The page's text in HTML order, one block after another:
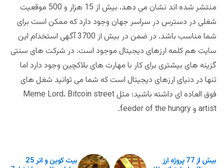
منتشر شده اند نشان می دهد،‌ بیش از 15 هزار و 500 موقعیت
شغلی در دسترس در سراسر جهان وجود دارد که ممکن است برای
شما مناسب باشد. در ضمن در بیش از 3700 آگهی استخدام این
سایت هم کلمه ارزهای دیجیتال موجود است. در شرکت های سنتی
گزینه های بیشتری برای کار با مهارت های بلاکچین وجود دارد اما
تنها در دنیای ارزهای دیجیتال است که شما می توانید شغل های
فوق العاده ای داشته باشید؛ مثل Meme Lord، Bitcoin street
artist و feeder of the hungry.
بیت کوین و اتر 25 بیش از 77 پروژه ارز